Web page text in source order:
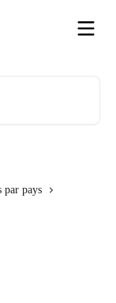
par pays